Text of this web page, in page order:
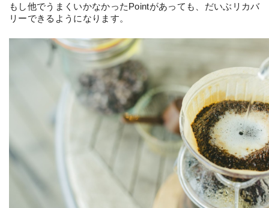
もし他でうまくいかなかったPointがあっても、だいぶリカバ
リーできるようになります。